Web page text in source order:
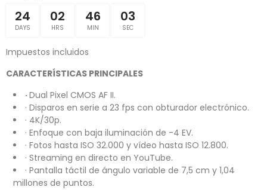
24
DAYS
02
HRS
46
MIN
03
SEC
Impuestos incluidos
CARACTERÍSTICAS PRINCIPALES
·Dual Pixel CMOS AF II.
· Disparos en serie a 23 fps con obturador electrónico.
· 4K/30p.
· Enfoque con baja iluminación de -4 EV.
· Fotos hasta ISO 32.000 y vídeo hasta ISO 12.800.
· Streaming en directo en YouTube.
· Pantalla táctil de ángulo variable de 7,5 cm y 1,04
millones de puntos.